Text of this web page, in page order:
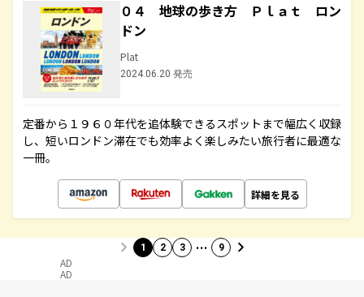
０４ 地球の歩き方 Ｐｌａｔ ロン
ドン
Plat
2024.06.20 発売
定番から１９６０年代を追体験できるスポットまで幅広く収録
し、短いロンドン滞在でも効率よく楽しみたい旅行者に最適な
一冊。
詳細を見る
1 2 3 … 9
AD
AD